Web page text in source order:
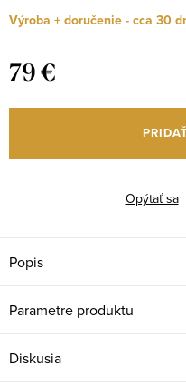
Výroba + doručenie - cca 30
79 €
cena:
Opýtať sa
Popis
Parametre produktu
Diskusia